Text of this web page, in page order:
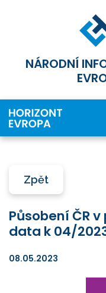
NÁRODNÍ
Zpět
Působení ČR
data k 04/
08.05.2023